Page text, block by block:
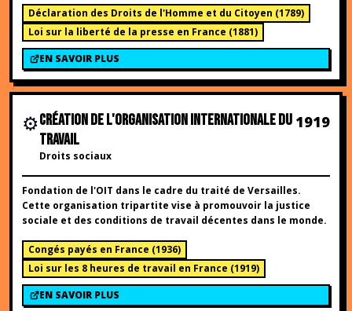
Déclaration des Droits de l'Homme et du Citoyen (1789)
Loi sur la liberté de la presse en France (1881)
EN SAVOIR PLUS
⚙️CRÉATION DE L'ORGANISATION INTERNATIONALE DU
TRAVAIL
Droits sociaux
1919
Fondation de l'OIT dans le cadre du traité de Versailles.
Cette organisation tripartite vise à promouvoir la justice
sociale et des conditions de travail décentes dans le monde.
Congés payés en France (1936)
Loi sur les 8 heures de travail en France (1919)
EN SAVOIR PLUS